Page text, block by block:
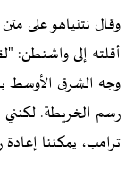
وقال نتنياهو على
أقلته إلى واشنطن:
وجه الشرق الأوسط
رسم الخريطة.
ترامب، يمكننا